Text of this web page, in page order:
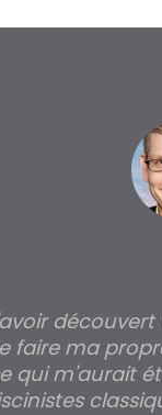
faire ma
qui m'aurait